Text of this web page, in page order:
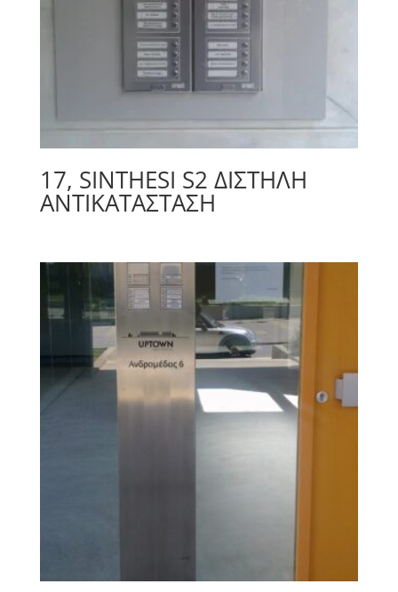
17, SINTHESI S2 ΔΙΣΤΗΛΗ
ΑΝΤΙΚΑΤΑΣΤΑΣΗ